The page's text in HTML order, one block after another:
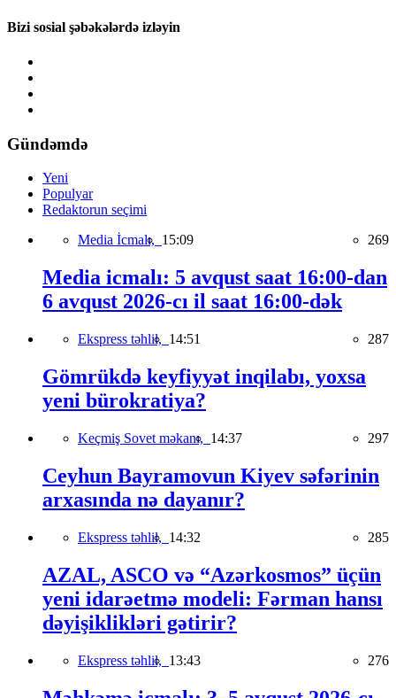
Bizi sosial şəbəkələrdə izləyin
Gündəmdə
Yeni
Populyar
Redaktorun seçimi
Media İcmalı, 15:09 269
Media icmalı: 5 avqust saat 16:00-dan
6 avqust 2026-cı il saat 16:00-dək
Ekspress təhlil, 14:51 287
Gömrükdə keyfiyyət inqilabı, yoxsa
yeni bürokratiya?
Keçmiş Sovet məkanı, 14:37 297
Ceyhun Bayramovun Kiyev səfərinin
arxasında nə dayanır?
Ekspress təhlil, 14:32 285
AZAL, ASCO və “Azərkosmos” üçün
yeni idarəetmə modeli: Fərman hansı
dəyişiklikləri gətirir?
Ekspress təhlil, 13:43 276